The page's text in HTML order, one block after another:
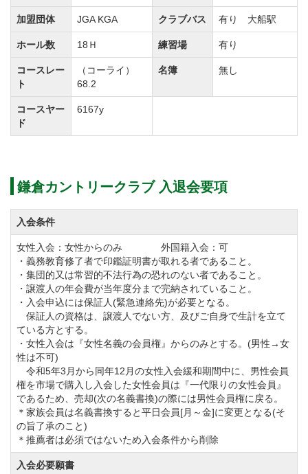
練習を完備しているので、プレー前の準備運動やラウ
ンド後の調整にご利用ください。
3階建てのドライビングレンジでは練習用途に応じて使
い分けができる点も魅力です。
1階のレンジは飛距離の確認に最適です。また3階のレ
ンジでは本番さながらのダイナミックな打ちおろしが
楽しめるため好評です。
階に展望台があります。
街並みやランドマークタワー等、360度の壮大なパノラ
マが楽しめます。
館内の施設は1日の疲れを癒す浴室や豊富な品揃えのプ
ロショップ、レストラン、コンペルームを完備してい
ます。
2階のレストランでは「鎌倉カントリークラブ特製ビー
フシチュー」をはじめ東京渋谷の有名ラーメン店「吉
虎の鶏白湯ラーメン」、
女性のお客様に好評の「フローズンスムージー」など
豊富なメニューをお楽しみ頂けます。
また、お食事のみのご利用が可能な「ランチバイキン
グ」や「ワインを楽しむ会」など多数の企画をご用意
加盟団体 JGA KGA クラブバス 有り 大船駅
ホール数 18Ｈ 練習場 有り
コースレー
ト
（コーライ）
68.2
名簿 無し
コースヤー
ド
6167y
鎌倉カントリークラブ 入退会要項
入会条件
女性入会：女性からのみ 外国籍入会：可
・義務教育修了者で印鑑証明書が取れる者であること。
・集団的又は常習的不法行為の恐れのない者であること。
・譲渡人の年会費が当年度分まで完納されていること。
・入会申込には保証人(緊急連絡先)が必要となる。
保証人の資格は、譲渡人でない方、及びご自身で生計を立て
ている方とする。
・女性入会は『女性名義の会員権』からのみとする。(男性→女
性は不可)
令和5年3月から同年12月の女性入会緩和期間中に、男性会員
権を市場で購入し入会した女性会員は『一代限りの女性会員』
であるため、売却(次の名義書換)の際には男性会員権に戻る。
＊家族会員は名義書換すると平日会員[月～金]に変更となる(そ
の旨了承のこと)
＊推薦者は必須ではないため入会条件から削除
入会必要願書